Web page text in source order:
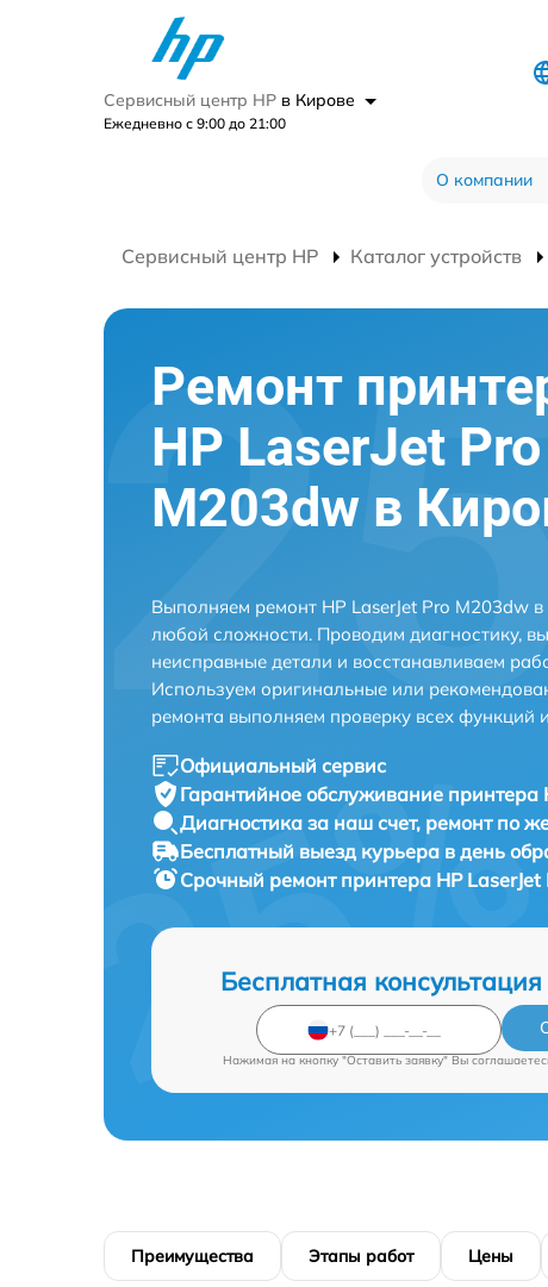
Сервисный центр HP в Кирове
Ежедневно с 9:00 до 21:00
О компании
Сервисный центр HP Каталог устройств
Ремонт
HP LaserJet Pro
M203dw в
Выполняем ремонт HP LaserJet Pro M203dw
любой сложности. Проводим диагностику,
неисправные детали и восстанавливаем
Используем оригинальные или
ремонта выполняем проверку всех функций
Официальный сервис
Гарантийное обслуживание принтера
Диагностика за наш счет, ремонт по
Бесплатный выезд курьера в день
Срочный ремонт принтера HP
Бесплатная
Нажимая на кнопку "Оставить заявку" Вы
Преимущества Этапы работ Цены